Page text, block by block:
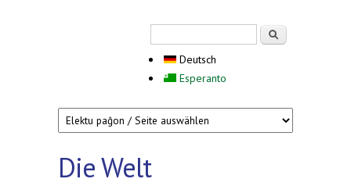
Deutsch
Esperanto
Die Welt